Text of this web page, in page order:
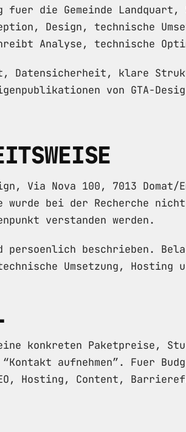
fuer die Gemeinde
Design, technische
Analyse, technische
Datensicherheit, klare
von GTA-
Via Nova 100, 7013 Domat/
bei der Recherche nicht
verstanden werden.
beschrieben.
Umsetzung, Hosting
konkreten Paketpreise,
aufnehmen”. Fuer
Hosting, Content,